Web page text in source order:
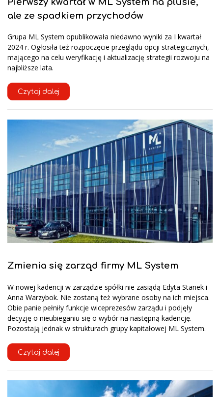
ale ze spadkiem przychodów
Grupa ML System opublikowała niedawno wyniki za I kwartał
2024 r. Ogłosiła też rozpoczęcie przeglądu opcji strategicznych,
mającego na celu weryfikację i aktualizację strategii rozwoju na
najbliższe lata.
Czytaj dalej
Zmienia się zarząd firmy ML System
W nowej kadencji w zarządzie spółki nie zasiądą Edyta Stanek i
Anna Warzybok. Nie zostaną też wybrane osoby na ich miejsca.
Obie panie pełniły funkcje wiceprezesów zarządu i podjęły
decyzję o nieubieganiu się o wybór na następną kadencję.
Pozostają jednak w strukturach grupy kapitałowej ML System.
Czytaj dalej